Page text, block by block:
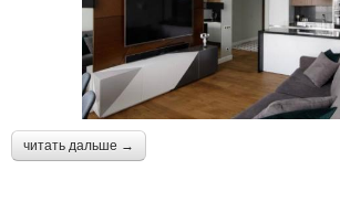
читать дальше →